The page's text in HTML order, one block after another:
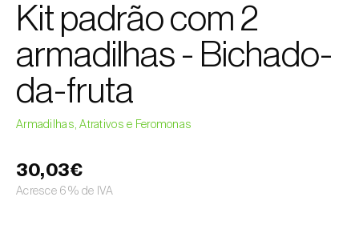
Kit padrão com 2
armadilhas - Bichado-
da-fruta
Armadilhas, Atrativos e Feromonas
30,03€
Acresce 6% de IVA